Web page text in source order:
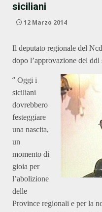
siciliani
12 Marzo 2014
Il deputato regionale del
dopo l’approvazione del ddl
“ Oggi i
siciliani
dovrebbero
festeggiare
una nascita,
un
momento di
gioia per
l’abolizione
delle
Province regionali e per la